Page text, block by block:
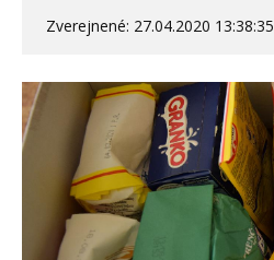
Zverejnené: 27.04.2020 13:38:35